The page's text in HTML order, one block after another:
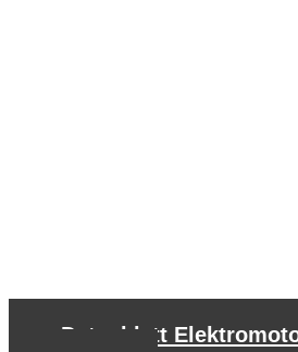
Datenblatt